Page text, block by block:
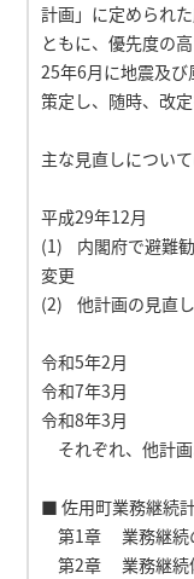
計画」に定められ
ともに、優先度の
25年6月に地震及
策定し、随時、改定
主な見直しについ
平成29年12月
(1) 内閣府で避難
変更
(2) 他計画の見直
令和5年2月
令和7年3月
令和8年3月
それぞれ、他計
■ 佐用町業務継続
第1章 業務継続
第2章 業務継続